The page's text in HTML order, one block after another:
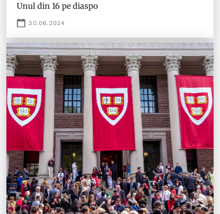
Unul din 16 pe diaspo
30.06.2024